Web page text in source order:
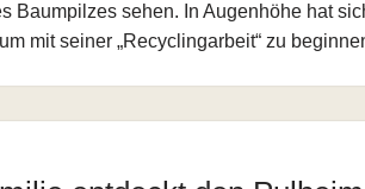
Baumpilzes sehen. In Augenhöhe hat
mit seiner „Recyclingarbeit“ zu